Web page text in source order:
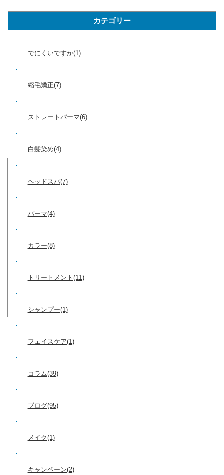
カテゴリー
でにくいですか(1)
縮毛矯正(7)
ストレートパーマ(6)
白髪染め(4)
ヘッドスパ(7)
パーマ(4)
カラー(8)
トリートメント(11)
シャンプー(1)
フェイスケア(1)
コラム(39)
ブログ(95)
メイク(1)
キャンペーン(2)